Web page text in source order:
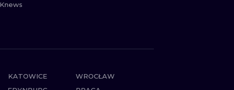
KATOWICE
WROCŁAW